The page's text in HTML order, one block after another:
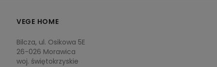
VEGE HOME
Bilcza, ul. Osikowa 5E
26-026 Morawica
woj. świętokrzyskie